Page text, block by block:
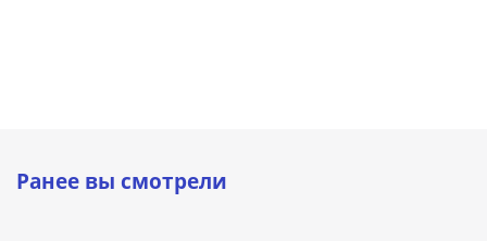
Ранее вы смотрели